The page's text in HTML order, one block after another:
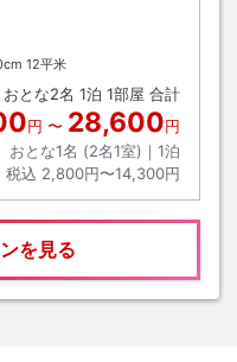
12平米
おとな2名 1泊 1部屋 合計
円 〜 28,600円
おとな1名 (2名1室)｜ 1泊
税込 2,800円〜14,300円
を見る